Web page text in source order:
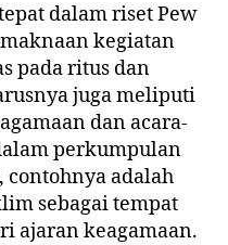
dalam riset Pew
kegiatan
pada ritus dan
juga meliputi
dan acara-
perkumpulan
contohnya adalah
sebagai tempat
ajaran keagamaan.